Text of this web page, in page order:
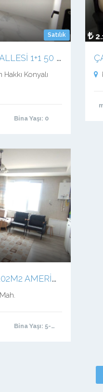
Satılık
İ
.HAKKI KONYALI MAHALLESİ 1+1 50 M2 SIFIR LÜX BALKONLU APART
Konyalı
Bina Yaşı: 0
T
URKUAZ CİTY’DE 2+1 102M2 AMERİKAN MUTFAKLI TEMİZ MASRAFSIZ DAİRE
Bina Yaşı: 5-10 arası